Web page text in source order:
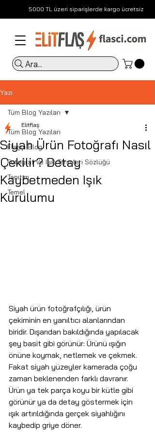
5000 TL üzeri siparişlerde kargo ücretsiz
Ara...
Yazı
Tüm Blog Yazıları
Flaşçı Blog
Fotoğraf Ve Işık Terimleri Sözlüğü
Tanıtım
Temel
Tüm Blog Yazıları
Siyah Ürün Fotoğrafı Nasıl
Çekilir? Detay
Kaybetmeden Işık
Kurulumu
Elitflaş
Siyah ürün fotoğrafçılığı, ürün
çekiminin en yanıltıcı alanlarından
biridir. Dışarıdan bakıldığında yapılacak
şey basit gibi görünür: Ürünü ışığın
önüne koymak, netlemek ve çekmek.
Fakat siyah yüzeyler kamerada çoğu
zaman beklenenden farklı davranır.
Ürün ya tek parça koyu bir kütle gibi
görünür ya da detay göstermek için
ışık artırıldığında gerçek siyahlığını
kaybedip griye döner.